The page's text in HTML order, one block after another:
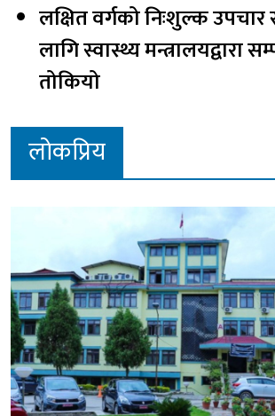
लक्षित वर्गको निःशुल्क
लागि स्वास्थ्य मन्त्रालयद्वारा
तोकियो
लोकप्रिय